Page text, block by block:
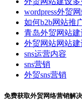
wordpress外贸
如何b2b网站推
青岛外贸网站建
外贸网站网站建
sns运营内容
sns营销
外贸sns营销
免费获取外贸网络营销解